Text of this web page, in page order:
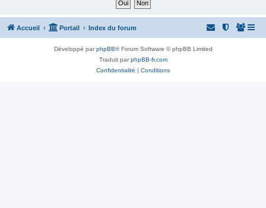
Accueil Portail Index du forum
Développé parphpBB® Forum Software © phpBB Limited
Traduit parphpBB-fr.com
Confidentialité | Conditions